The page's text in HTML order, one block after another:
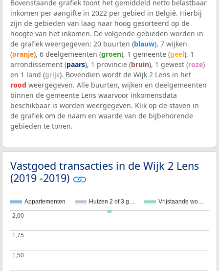
Bovenstaande grafiek toont het gemiddeld netto belastbaar
inkomen per aangifte in 2022 per gebied in België. Hierbij
zijn de gebieden van laag naar hoog gesorteerd op de
hoogte van het inkomen. De volgende gebieden worden in
de grafiek weergegeven: 20 buurten (blauw), 7 wijken
(oranje), 6 deelgemeenten (groen), 1 gemeente (geel), 1
arrondissement (paars), 1 provincie (bruin), 1 gewest (roze)
en 1 land (grijs). Bovendien wordt de Wijk 2 Lens in het
rood weergegeven. Alle buurten, wijken en deelgemeenten
binnen de gemeente Lens waarvoor inkomensdata
beschikbaar is worden weergegeven. Klik op de staven in
de grafiek om de naam en waarde van de bijbehorende
gebieden te tonen.
Vastgoed transacties in de Wijk 2 Lens
(2019 -2019)
Appartementen Huizen 2 of 3 g… Vrijstaande wo…
1,50
1,50
1,75
1,75
2,00
2,00